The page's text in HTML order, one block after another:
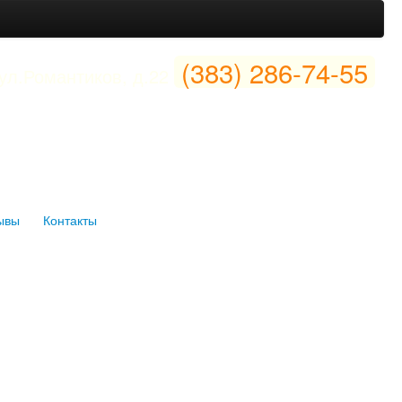
(383) 286-74-55
Контакты